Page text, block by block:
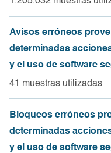
Avisos erróneos
determinadas
y el uso de software
41 muestras utilizadas
Bloqueos erróneos
determinadas
y el uso de software